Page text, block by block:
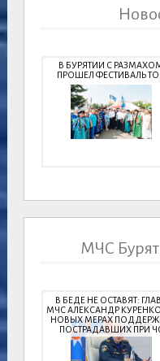
В БУРЯТИИ С
ПРОШЕЛ ФЕСТИВАЛЬ
МЧС
В БЕДЕ НЕ ОСТАВЯТ:
МЧС АЛЕКСАНДР
НОВЫХ МЕРАХ
ПОСТРАДАВШИХ ПРИ